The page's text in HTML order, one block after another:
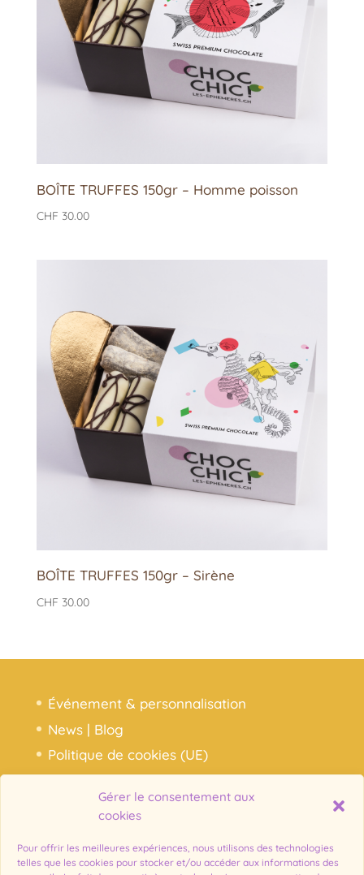
Gérer le consentement aux
cookies
Pour offrir les meilleures expériences, nous utilisons des technologies
telles que les cookies pour stocker et/ou accéder aux informations des
BOÎTE TRUFFES 150gr – Homme poisson
CHF 30.00
BOÎTE TRUFFES 150gr – Sirène
CHF 30.00
Événement & personnalisation
News | Blog
Politique de cookies (UE)
Notre histoire, nos chocolats
Mon compte